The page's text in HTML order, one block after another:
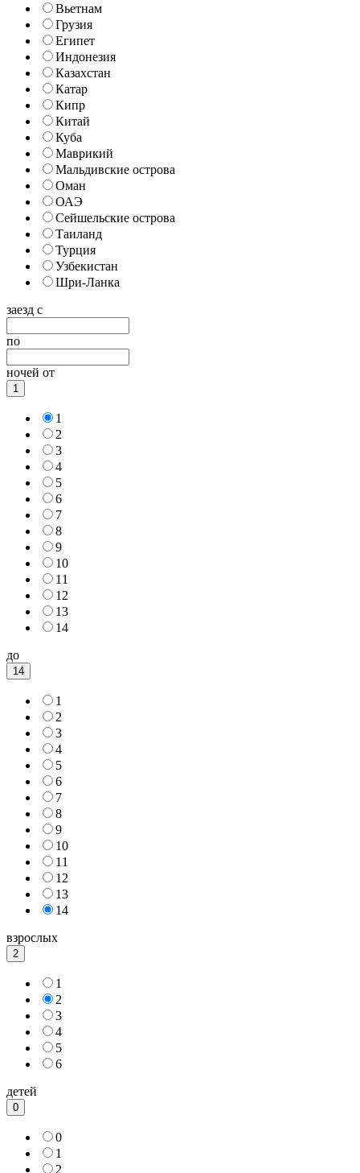
Вьетнам
Грузия
Египет
Индонезия
Казахстан
Катар
Кипр
Китай
Куба
Маврикий
Мальдивские острова
Оман
ОАЭ
Сейшельские острова
Таиланд
Турция
Узбекистан
Шри-Ланка
заезд с
по
ночей от
1
1
2
3
4
5
6
7
8
9
10
11
12
13
14
до
14
1
2
3
4
5
6
7
8
9
10
11
12
13
14
взрослых
2
1
2
3
4
5
6
детей
0
0
1
2